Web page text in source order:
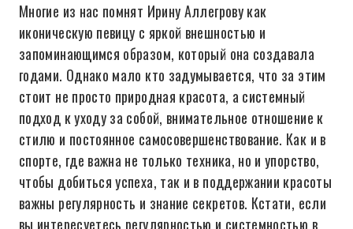
Многие из нас помнят Ирину Аллегрову как
иконическую певицу с яркой внешностью и
запоминающимся образом, который она создавала
годами. Однако мало кто задумывается, что за этим
стоит не просто природная красота, а системный
подход к уходу за собой, внимательное отношение к
стилю и постоянное самосовершенствование. Как и в
спорте, где важна не только техника, но и упорство,
чтобы добиться успеха, так и в поддержании красоты
важны регулярность и знание секретов. Кстати, если
вы интересуетесь регулярностью и системностью в